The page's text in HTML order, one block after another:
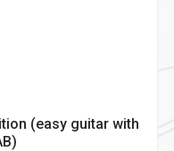
(easy guitar with